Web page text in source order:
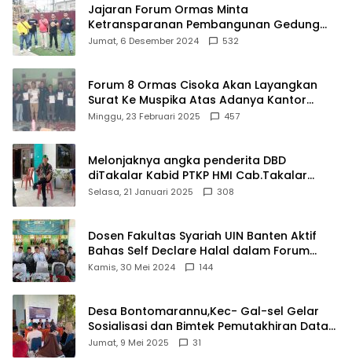
Jajaran Forum Ormas Minta
Ketransparanan Pembangunan Gedung
Damkar Di Kecamatan Cisoka
Jumat, 6 Desember 2024 532
Forum 8 Ormas Cisoka Akan Layangkan
Surat Ke Muspika Atas Adanya Kantor
Matel di Cisoka
Minggu, 23 Februari 2025 457
Melonjaknya angka penderita DBD
diTakalar Kabid PTKP HMI Cab.Takalar
angkat bicara
Selasa, 21 Januari 2025 308
Dosen Fakultas Syariah UIN Banten Aktif
Bahas Self Declare Halal dalam Forum
Ijtima Ulama MUI
Kamis, 30 Mei 2024 144
Desa Bontomarannu,Kec- Gal-sel Gelar
Sosialisasi dan Bimtek Pemutakhiran Data
ID
Jumat, 9 Mei 2025 31